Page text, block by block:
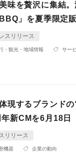
味を贅沢に集結
」を夏季限定
スリリース
・観光・地域情報 サー
現するブランド
新CMを6月18日
リリース
機器 企業の動向